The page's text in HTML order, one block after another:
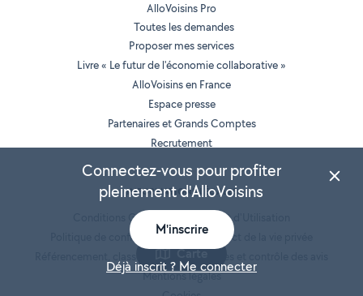
Carte
AlloVoisins Pro
Toutes les demandes
Proposer mes services
Livre « Le futur de l'économie collaborative »
AlloVoisins en France
Espace presse
Partenaires et Grands Comptes
Recrutement
INFORMATIONS LÉGALES
Conditions Générales de Vente et d'Utilisation
Politique de confidentialité et de respect de la vie privée
Mentions légales
Connectez-vous pour profiter
pleinement d'AlloVoisins
M'inscrire
Déjà inscrit ? Me connecter